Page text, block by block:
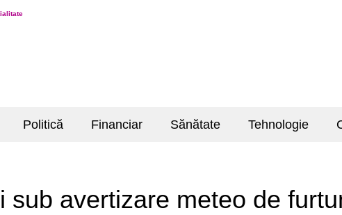
Politică Financiar Sănătate Tehnologie
sub avertizare meteo de